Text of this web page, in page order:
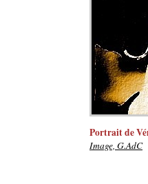
Portrait de
Image, G.AdC